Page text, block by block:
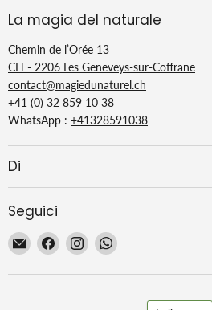
La magia del naturale
Chemin de l’Orée 13
CH - 2206 Les Geneveys-sur-Coffrane
contact@magiedunaturel.ch
+41 (0) 32 859 10 38
WhatsApp : +41328591038
Di
Seguici
Email
Magie
Trovaci
Facebook
Trovaci
Instagram
Trovaci
WhatsApp